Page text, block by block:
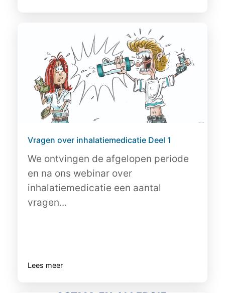
Vragen over inhalatiemedicatie Deel 1
We ontvingen de afgelopen periode
en na ons webinar over
inhalatiemedicatie een aantal
vragen...
Lees meer